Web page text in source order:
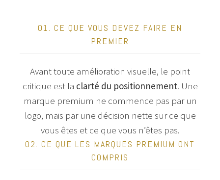
01. CE QUE VOUS DEVEZ FAIRE EN
PREMIER
Avant toute amélioration visuelle, le point
critique est la clarté du positionnement. Une
marque premium ne commence pas par un
logo, mais par une décision nette sur ce que
vous êtes et ce que vous n’êtes pas.
02. CE QUE LES MARQUES PREMIUM ONT
COMPRIS